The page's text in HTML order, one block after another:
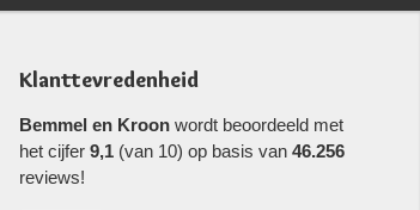
Klanttevredenheid
Bemmel en Kroonwordt beoordeeld met
het cijfer 9,1(van 10) op basis van 46.256
reviews!